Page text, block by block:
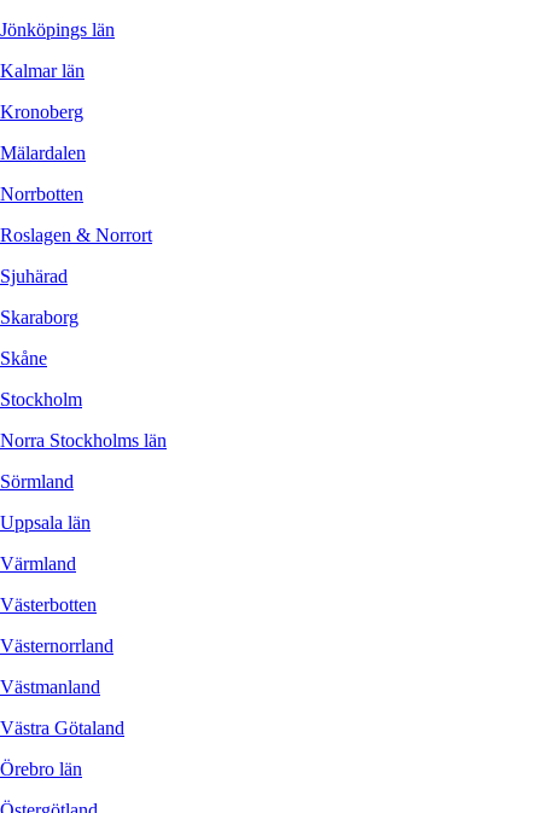
Jönköpings län
Kalmar län
Kronoberg
Mälardalen
Norrbotten
Roslagen & Norrort
Sjuhärad
Skaraborg
Skåne
Stockholm
Norra Stockholms län
Sörmland
Uppsala län
Värmland
Västerbotten
Västernorrland
Västmanland
Västra Götaland
Örebro län